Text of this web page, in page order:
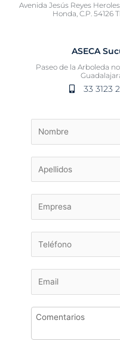
Avenida Jesús Reyes
Honda, C.P. 54126
ASECA
Paseo de la Arboleda
33 3123